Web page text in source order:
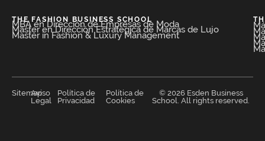
THE FASHION BUSINESS SCHOOL​
MBA en Dirección de Empresas de Moda​
Máster en Dirección Estratégica de Marcas de Lujo
Master in Fashion & Luxury Management
© 2026 Esden Business
School. All rights reserved.
Sitemap
Aviso
Legal
Política de
Privacidad
Política de
Cookies